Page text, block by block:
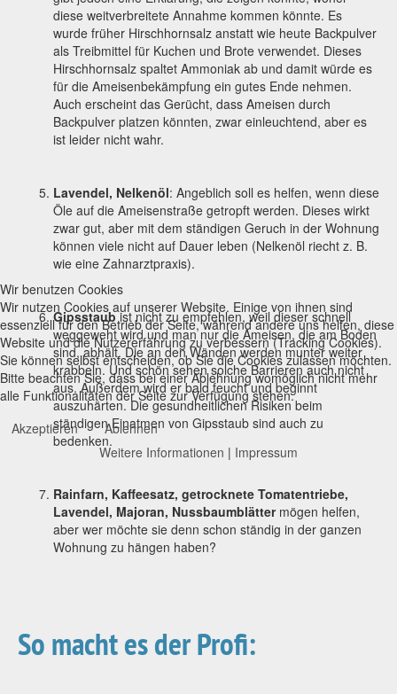
diese weitverbreitete Annahme kommen könnte. Es
wurde früher Hirschhornsalz anstatt wie heute Backpulver
als Treibmittel für Kuchen und Brote verwendet. Dieses
Hirschhornsalz spaltet Ammoniak ab und damit würde es
für die Ameisenbekämpfung ein gutes Ende nehmen.
Auch erscheint das Gerücht, dass Ameisen durch
Backpulver platzen könnten, zwar einleuchtend, aber es
ist leider nicht wahr.
Lavendel, Nelkenöl: Angeblich soll es helfen, wenn diese
Öle auf die Ameisenstraße getropft werden. Dieses wirkt
zwar gut, aber mit dem ständigen Geruch in der Wohnung
können viele nicht auf Dauer leben (Nelkenöl riecht z. B.
wie eine Zahnarztpraxis).
Gipsstaubist nicht zu empfehlen, weil dieser schnell
weggeweht wird und man nur die Ameisen, die am Boden
sind, abhält. Die an den Wänden werden munter weiter
krabbeln. Und schön sehen solche Barrieren auch nicht
aus. Außerdem wird er bald feucht und beginnt
auszuhärten. Die gesundheitlichen Risiken beim
ständigen Einatmen von Gipsstaub sind auch zu
bedenken.
Rainfarn, Kaffeesatz, getrocknete Tomatentriebe,
Lavendel, Majoran, Nussbaumblättermögen helfen,
aber wer möchte sie denn schon ständig in der ganzen
Wohnung zu hängen haben?
So macht es der Profi:
Wir benutzen Cookies
Wir nutzen Cookies auf unserer Website. Einige von ihnen sind
essenziell für den Betrieb der Seite, während andere uns helfen, diese
Website und die Nutzererfahrung zu verbessern (Tracking Cookies).
Sie können selbst entscheiden, ob Sie die Cookies zulassen möchten.
Bitte beachten Sie, dass bei einer Ablehnung womöglich nicht mehr
alle Funktionalitäten der Seite zur Verfügung stehen.
Akzeptieren
Ablehnen
Weitere Informationen | Impressum